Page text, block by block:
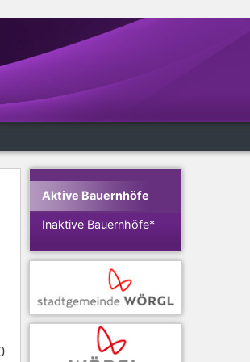
Aktive Bauernhöfe
Inaktive Bauernhöfe*